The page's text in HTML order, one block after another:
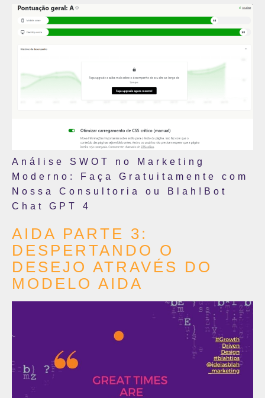
Análise SWOT no Marketing
Moderno: Faça Gratuitamente com
Nossa Consultoria ou Blah!Bot
Chat GPT 4
AIDA PARTE 3:
DESPERTANDO O
DESEJO ATRAVÉS DO
MODELO AIDA